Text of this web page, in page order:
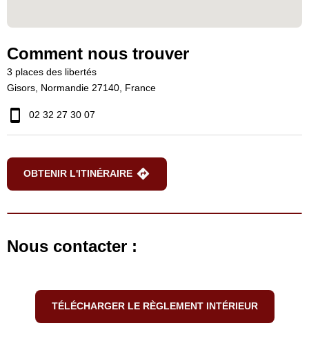
Comment nous trouver
3 places des libertés
Gisors, Normandie 27140, France
02 32 27 30 07
OBTENIR L'ITINÉRAIRE
Nous contacter :
TÉLÉCHARGER LE RÈGLEMENT INTÉRIEUR